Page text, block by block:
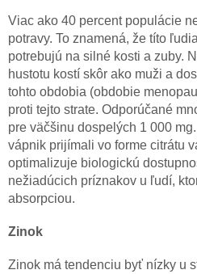
Viac ako 40 percent populácie
potravy. To znamená, že títo
potrebujú na silné kosti a zuby.
hustotu kostí skôr ako muži a
tohto obdobia (obdobie
proti tejto strate. Odporúčané
pre väčšinu dospelých 1 000
vápnik prijímali vo forme citrátu
optimalizuje biologickú
nežiadúcich príznakov u ľudí,
absorpciou.
Zinok
Zinok má tendenciu byť nízky u